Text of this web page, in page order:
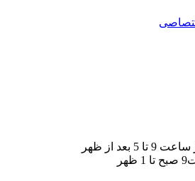
بعد از ظهر